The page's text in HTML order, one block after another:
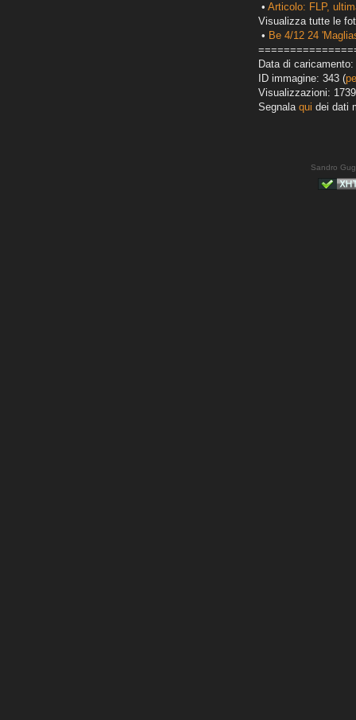
• Articolo: FLP,
Visualizza tutte le
• Be 4/12 24
Data di
ID immagine: 343 (
Visualizzazioni: 1739
Segnala qui dei dati
Sandro